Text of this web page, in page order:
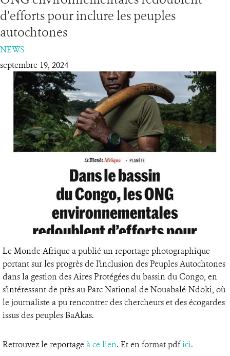
RESSOURCES
d’efforts pour inclure les peuples
autochtones
NEWS
septembre 19, 2024
Le Monde Afrique a publié un reportage photographique
portant sur les progrès de l'inclusion des Peuples Autochtones
dans la gestion des Aires Protégées du bassin du Congo, en
s'intéressant de près au Parc National de Nouabalé-Ndoki, où
le journaliste a pu rencontrer des chercheurs et des écogardes
issus des peuples BaAkas.
Retrouvez le reportage à ce lien. Et en format pdfici.